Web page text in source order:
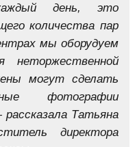
день, это
количества пар
мы оборудуем
неторжественной
могут сделать
фотографии
Татьяна
директора